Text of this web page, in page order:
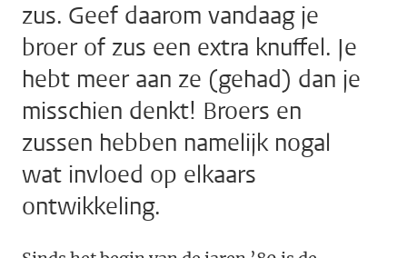
zus. Geef daarom vandaag je
broer of zus een extra knuffel. Je
hebt meer aan ze (gehad) dan je
misschien denkt! Broers en
zussen hebben namelijk nogal
wat invloed op elkaars
ontwikkeling.